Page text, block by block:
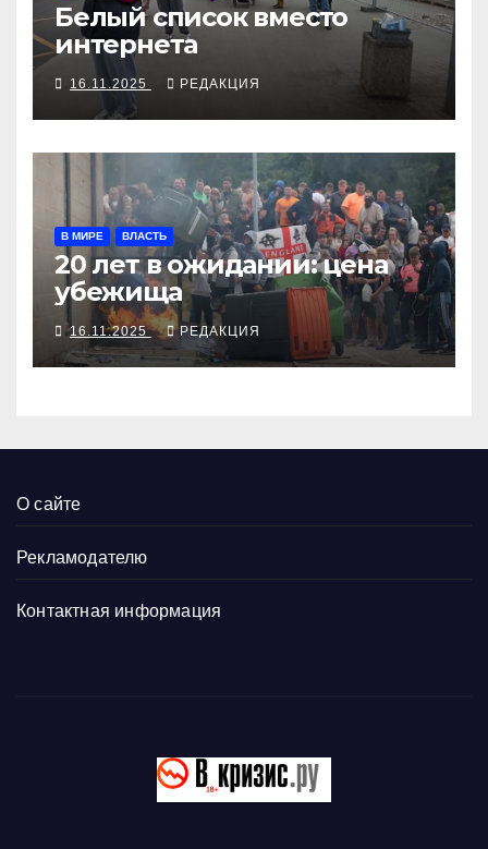
Белый список вместо
интернета
16.11.2025 РЕДАКЦИЯ
В МИРЕ ВЛАСТЬ
20 лет в ожидании: цена
убежища
16.11.2025 РЕДАКЦИЯ
О сайте
Рекламодателю
Контактная информация